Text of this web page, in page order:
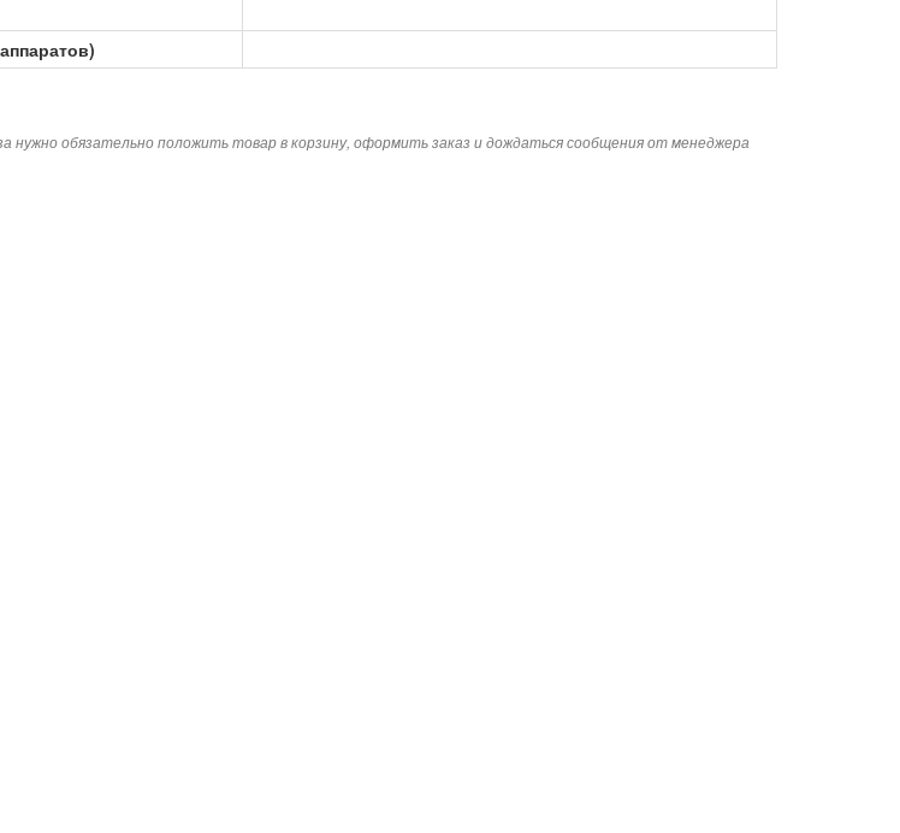
нужно обязательно положить товар в корзину, оформить заказ и дождаться сообщения от менеджера